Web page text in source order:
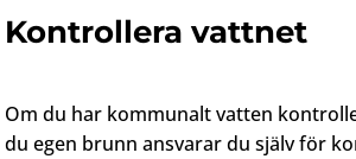
Kontrollera vattnet
Om du har kommunalt vatten
du egen brunn ansvarar du själv för